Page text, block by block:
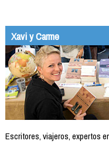
Xavi y Carme
Escritores, viajeros, expertos